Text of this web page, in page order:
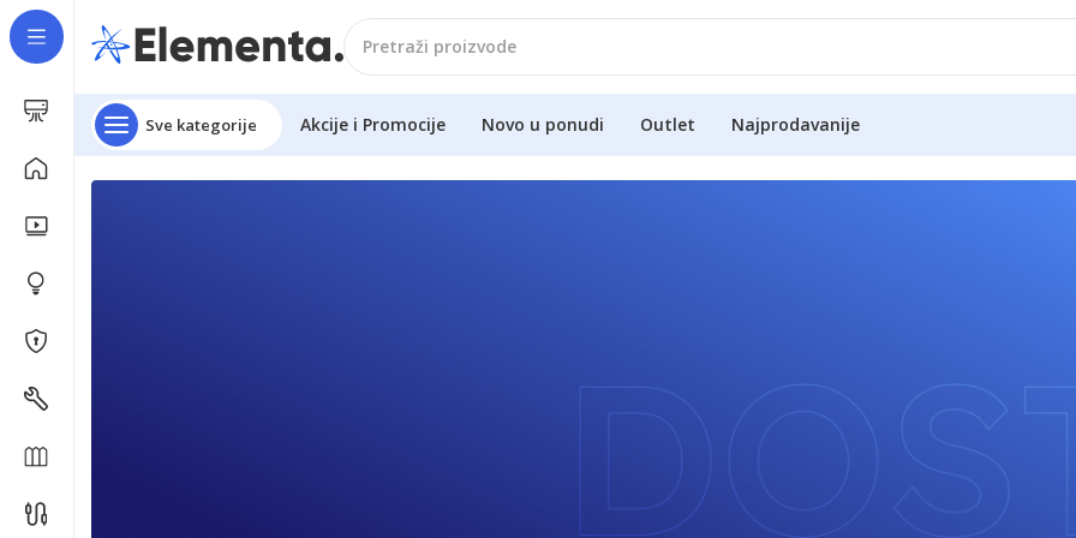
Sve kategorije Akcije i Promocije Novo u ponudi Outlet Najprodavanije